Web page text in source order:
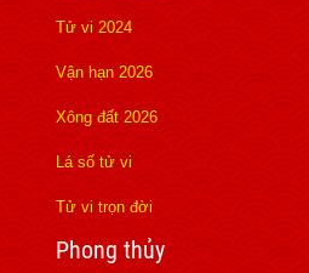
Tử vi 2024
Vận hạn 2026
Xông đất 2026
Lá số tử vi
Tử vi trọn đời
Phong thủy